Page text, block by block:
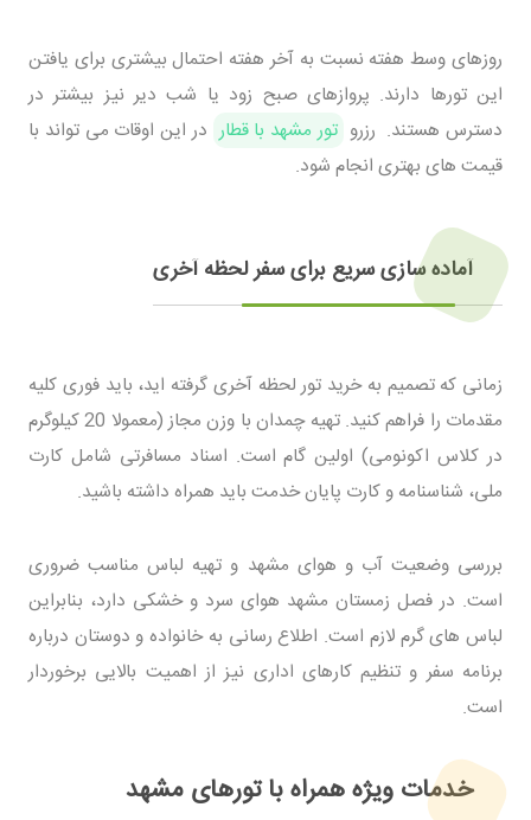
روزهای وسط هفته نسبت به آخر هفته احتمال بیشتری برای یافتن
این تورها دارند. پروازهای صبح زود یا شب دیر نیز بیشتر در
دسترس هستند. رزرو تور مشهد با قطار در این اوقات می تواند با
قیمت های بهتری انجام شود.
آماده سازی سریع برای سفر لحظه آخری
زمانی که تصمیم به خرید تور لحظه آخری گرفته اید، باید فوری کلیه
مقدمات را فراهم کنید. تهیه چمدان با وزن مجاز (معمولا 20 کیلوگرم
در کلاس اکونومی) اولین گام است. اسناد مسافرتی شامل کارت
ملی، شناسنامه و کارت پایان خدمت باید همراه داشته باشید.
بررسی وضعیت آب و هوای مشهد و تهیه لباس مناسب ضروری
است. در فصل زمستان مشهد هوای سرد و خشکی دارد، بنابراین
لباس های گرم لازم است. اطلاع رسانی به خانواده و دوستان درباره
برنامه سفر و تنظیم کارهای اداری نیز از اهمیت بالایی برخوردار
است.
خدمات ویژه همراه با تورهای مشهد